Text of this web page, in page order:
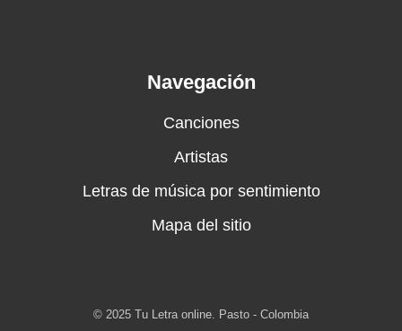
Navegación
Canciones
Artistas
Letras de música por sentimiento
Mapa del sitio
© 2025 Tu Letra online. Pasto - Colombia